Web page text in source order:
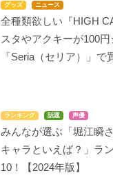
グッズ ニュース
全種類欲しい『HIGH
スタやアクキーが100
「Seria（セリア）」で
ランキング 話題 声優
みんなが選ぶ「堀江瞬
キャラといえば？」ラ
10！【2024年版】